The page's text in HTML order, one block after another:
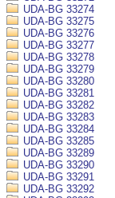
UDA-BG 33274
UDA-BG 33275
UDA-BG 33276
UDA-BG 33277
UDA-BG 33278
UDA-BG 33279
UDA-BG 33280
UDA-BG 33281
UDA-BG 33282
UDA-BG 33283
UDA-BG 33284
UDA-BG 33285
UDA-BG 33289
UDA-BG 33290
UDA-BG 33291
UDA-BG 33292